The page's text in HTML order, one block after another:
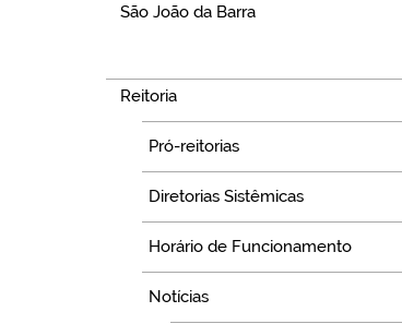
São João da Barra
Reitoria
Pró-reitorias
Diretorias Sistêmicas
Horário de Funcionamento
Notícias